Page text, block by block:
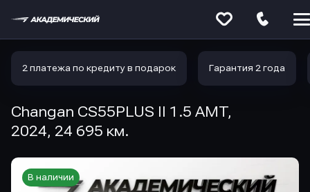
2 платежа по кредиту в подарок Гарантия 2 года
Changan CS55PLUS II 1.5 AMT,
2024, 24 695 км.
В наличии